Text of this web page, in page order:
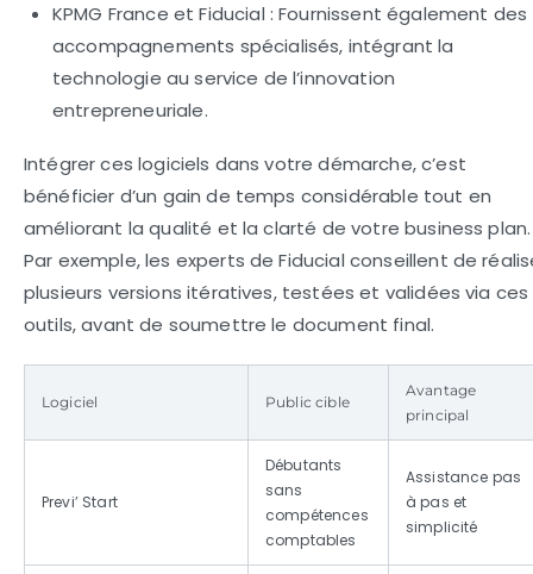
KPMG France et Fiducial : Fournissent également des
accompagnements spécialisés, intégrant la
technologie au service de l’innovation
entrepreneuriale.
Intégrer ces logiciels dans votre démarche, c’est
bénéficier d’un gain de temps considérable tout en
améliorant la qualité et la clarté de votre business plan.
Par exemple, les experts de Fiducial conseillent de
plusieurs versions itératives, testées et validées via ces
outils, avant de soumettre le document final.
Logiciel Public cible
Avantage
principal
Previ’ Start
Débutants
sans
compétences
comptables
Assistance pas
à pas et
simplicité